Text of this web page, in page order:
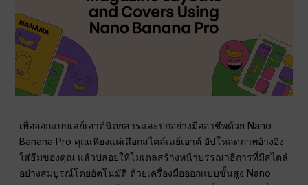
เพื่อออกแบบเลย์เอาต์นิตยสารและปกอย่างมืออาชีพด้วย Nano
Banana Pro คุณเพียงแค่เลือกสไตล์เลย์เอาต์ อัปโหลดภาพอ้างอิง
ใส่ธีมของคุณ แล้วปล่อยให้โมเดลสร้างหน้าบรรณาธิการที่มีสไตล์
อย่างสมบูรณ์โดยอัตโนมัติ ด้วยเครื่องมือออกแบบขั้นสูง Nano